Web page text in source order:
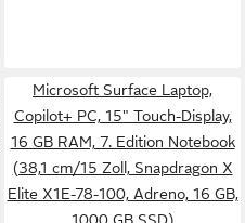
Microsoft Surface Laptop,
Copilot+ PC, 15" Touch-Display,
16 GB RAM, 7. Edition Notebook
(38,1 cm/15 Zoll, Snapdragon X
Elite X1E-78-100, Adreno, 16 GB,